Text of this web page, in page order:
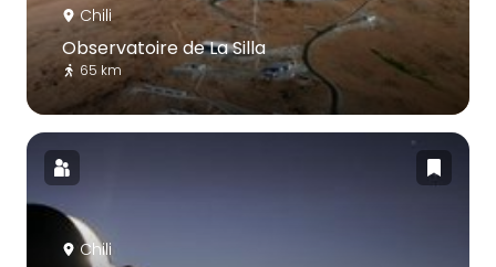
Chili
Observatoire de La Silla
65 km
Chili